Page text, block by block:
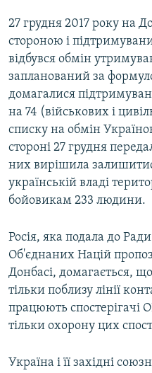
27 грудня 2017 року на
стороною і
відбувся обмін
запланований за
домагалися
на 74 (військових і
списку на обмін
стороні 27 грудня
них вирішила
українській владі
бойовикам 233 людини.
Росія, яка подала до
Об'єднаних Націй
Донбасі, домагається,
тільки поблизу лінії
працюють спостерігачі
тільки охорону цих
Україна і її західні